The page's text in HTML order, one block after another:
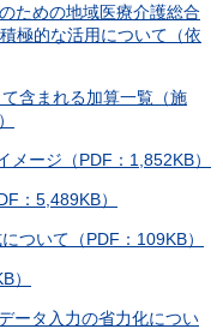
ための地域医療介護総合
極的な活用について（依
含まれる加算一覧（施
メージ（PDF：1,852KB）
：5,489KB）
ついて（PDF：109KB）
）
ータ入力の省力化につい